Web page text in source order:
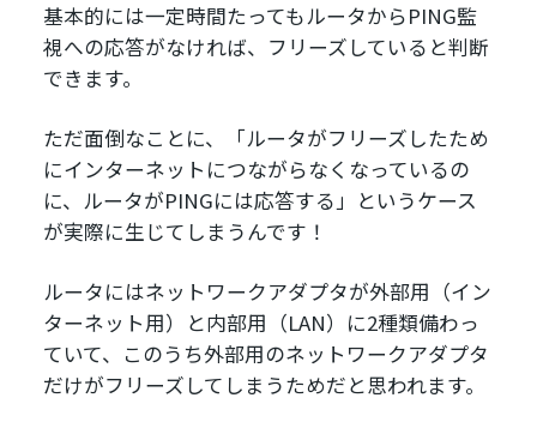
基本的には一定時間たってもルータからPING監
視への応答がなければ、フリーズしていると判断
できます。
ただ面倒なことに、「ルータがフリーズしたため
にインターネットにつながらなくなっているの
に、ルータがPINGには応答する」というケース
が実際に生じてしまうんです！
ルータにはネットワークアダプタが外部用（イン
ターネット用）と内部用（LAN）に2種類備わっ
ていて、このうち外部用のネットワークアダプタ
だけがフリーズしてしまうためだと思われます。